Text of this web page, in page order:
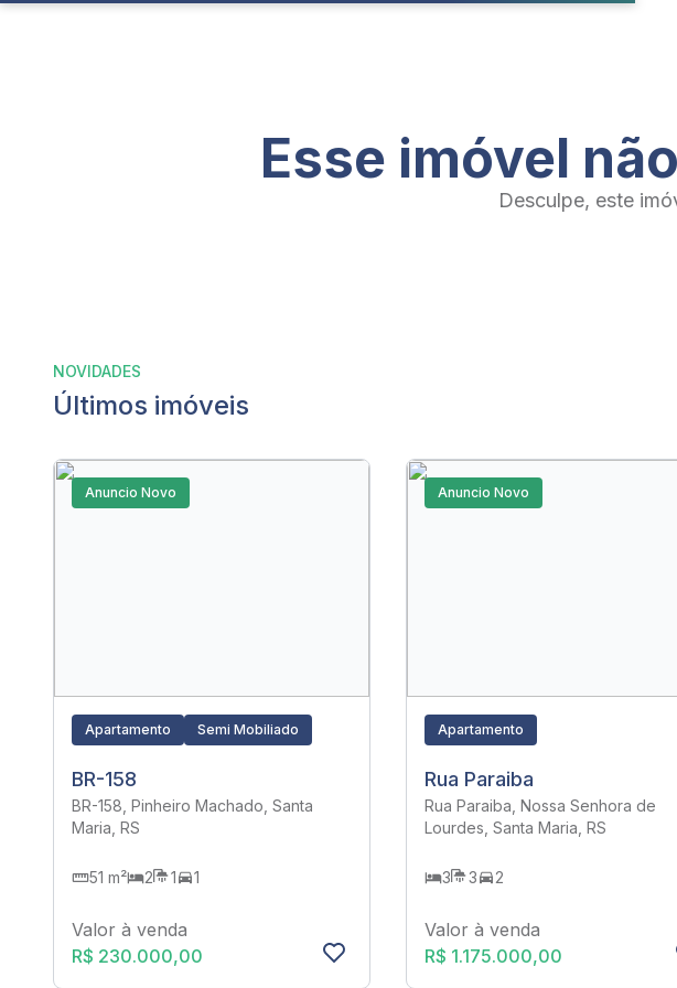
Esse imóvel
Desculpe, este
NOVIDADES
Últimos imóveis
Anuncio Novo
Apartamento Semi Mobiliado
BR-158
BR-158, Pinheiro Machado, Santa
Maria, RS
51 m² 2 1 1
Valor à venda
R$ 230.000,00
Anuncio Novo
Apartamento
Rua Paraiba
Rua Paraiba, Nossa Senhora de
Lourdes, Santa Maria, RS
3 3 2
Valor à venda
R$ 1.175.000,00